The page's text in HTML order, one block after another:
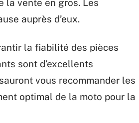
la vente en gros. Les
auprès d’eux.
la fiabilité des pièces
sont d’excellents
vous recommander les
optimal de la moto pour la